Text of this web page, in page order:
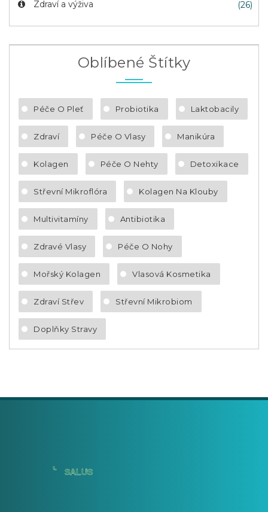
Zdraví a výživa (26)
Oblíbené Štítky
Péče O Pleť Probiotika Laktobacily
Zdraví Péče O Vlasy Manikúra
Kolagen Péče O Nehty Detoxikace
Střevní Mikroflóra Kolagen Na Klouby
Multivitamíny Antibiotika
Zdravé Vlasy Péče O Nohy
Mořský Kolagen Vlasová Kosmetika
Zdraví Střev Střevní Mikrobiom
Doplňky Stravy